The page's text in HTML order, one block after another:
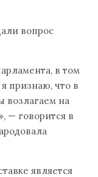
вопрос
в том
признаю, что в
возлагаем на
— говорится в
является